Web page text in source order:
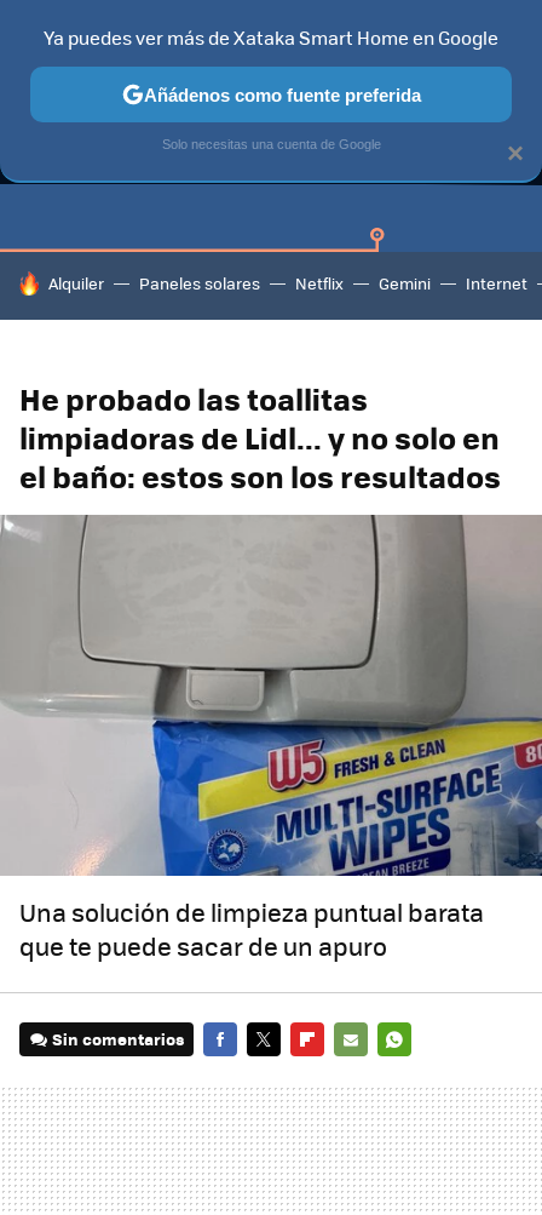
GUÍAS DE COMPRA CAZANDO GANGAS OFERTAS EN
HOY SE HABLA DE
Alquiler Paneles solares Netflix Gemini Internet
He probado las toallitas
limpiadoras de Lidl... y no solo en
el baño: estos son los resultados
Una solución de limpieza puntual barata
que te puede sacar de un apuro
Sin comentarios
MAIL
×
Ya puedes ver más de Xataka Smart Home en Google
Añádenos como fuente preferida
Solo necesitas una cuenta de Google